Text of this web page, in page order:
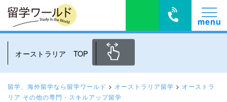
オーストラリア TOP
留学、海外留学なら留学ワールド > オーストラリア留学 > オーストラ
リア その他の専門・スキルアップ留学